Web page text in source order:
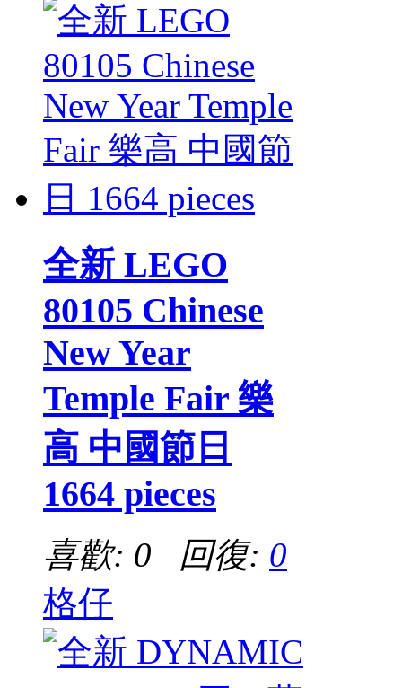
全新 LEGO
80105 Chinese
New Year
Temple Fair 樂
高 中國節日
1664 pieces
喜歡: 0 回復: 0
格仔